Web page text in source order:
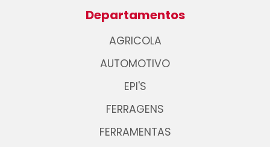
Departamentos
AGRICOLA
AUTOMOTIVO
EPI'S
FERRAGENS
FERRAMENTAS